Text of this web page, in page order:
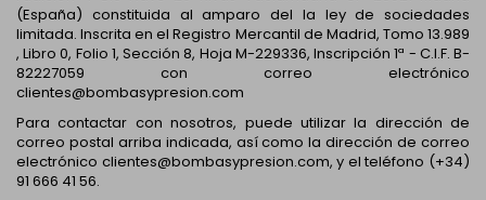
(España) constituida al amparo del la ley de sociedades
limitada. Inscrita en el Registro Mercantil de Madrid, Tomo 13.989
, Libro 0, Folio 1, Sección 8, Hoja M-229336, Inscripción 1ª - C.I.F. B-
82227059 con correo electrónico
clientes@bombasypresion.com
Para contactar con nosotros, puede utilizar la dirección de
correo postal arriba indicada, así como la dirección de correo
electrónico clientes@bombasypresion.com, y el teléfono (+34)
91 666 41 56.